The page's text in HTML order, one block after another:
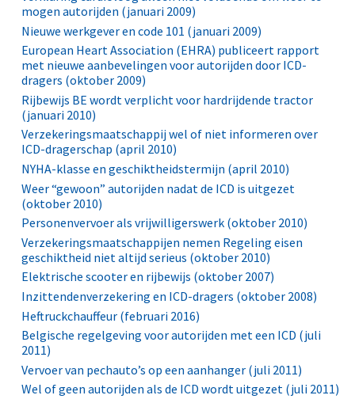
mogen autorijden (januari 2009)
Nieuwe werkgever en code 101 (januari 2009)
European Heart Association (EHRA) publiceert rapport
met nieuwe aanbevelingen voor autorijden door ICD-
dragers (oktober 2009)
Rijbewijs BE wordt verplicht voor hardrijdende tractor
(januari 2010)
Verzekeringsmaatschappij wel of niet informeren over
ICD-dragerschap (april 2010)
NYHA-klasse en geschiktheidstermijn (april 2010)
Weer “gewoon” autorijden nadat de ICD is uitgezet
(oktober 2010)
Personenvervoer als vrijwilligerswerk (oktober 2010)
Verzekeringsmaatschappijen nemen Regeling eisen
geschiktheid niet altijd serieus (oktober 2010)
Elektrische scooter en rijbewijs (oktober 2007)
Inzittendenverzekering en ICD-dragers (oktober 2008)
Heftruckchauffeur (februari 2016)
Belgische regelgeving voor autorijden met een ICD (juli
2011)
Vervoer van pechauto’s op een aanhanger (juli 2011)
Wel of geen autorijden als de ICD wordt uitgezet (juli 2011)